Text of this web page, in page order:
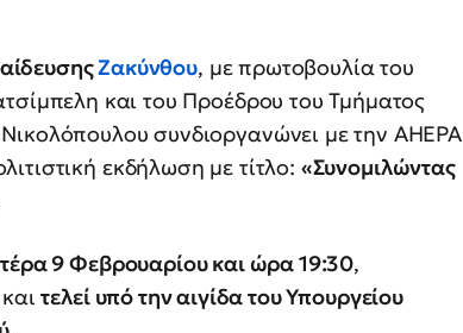
Ζακύνθου, με πρωτοβουλία του
και του Προέδρου του Τμήματος
συνδιοργανώνει με την AHEPA
εκδήλωση με τίτλο: «Συνομιλώντας
9 Φεβρουαρίου και ώρα 19:30,
τελεί υπό την αιγίδα του Υπουργείου